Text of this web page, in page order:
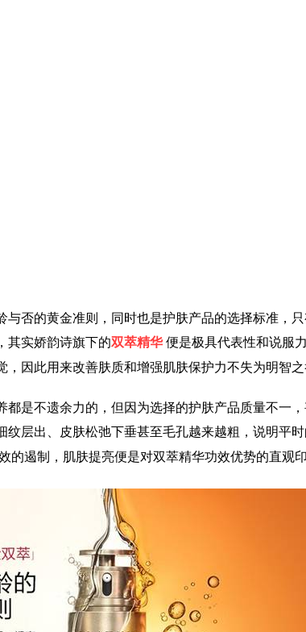
否的黄金准则，同时也是护肤产品的选择标准，
其实娇韵诗旗下的双萃精华便是极具代表性和说服
因此用来改善肤质和增强肌肤保护力不失为明智之
是不遗余力的，但因为选择的护肤产品质量不一
层出、皮肤松弛下垂甚至毛孔越来越粗，说明平
遏制，肌肤提亮便是对双萃精华功效优势的直观印